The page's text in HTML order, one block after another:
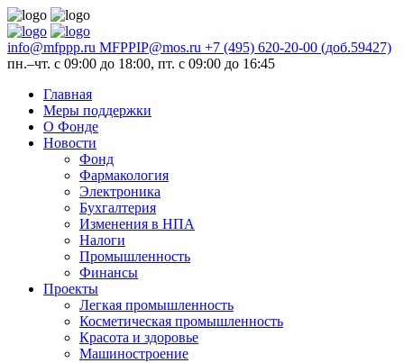
info@mfppp.ru MFPPIP@mos.ru +7 (495) 620-20-00 (доб.59427)
пн.–чт. с 09:00 до 18:00, пт. с 09:00 до 16:45
Главная
Меры поддержки
О Фонде
Новости
Фонд
Фармакология
Электроника
Бухгалтерия
Изменения в НПА
Налоги
Промышленность
Финансы
Проекты
Легкая промышленность
Косметическая промышленность
Красота и здоровье
Машиностроение